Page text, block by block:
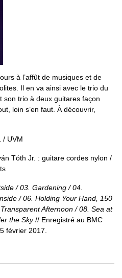
à l’affût de musiques et de
Il en va ainsi avec le trio du
son trio à deux guitares façon
loin s’en faut. À découvrir,
/ UVM
Tóth Jr. : guitare cordes nylon /
/ 03. Gardening / 04.
/ 06. Holding Your Hand, 150
Afternoon / 08. Sea at
the Sky// Enregistré au BMC
février 2017.